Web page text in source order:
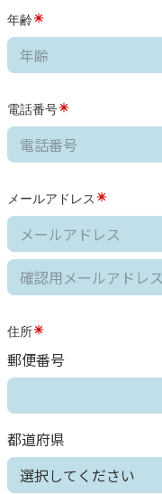
年齢
電話番号
メールアドレス
住所
郵便番号
都道府県